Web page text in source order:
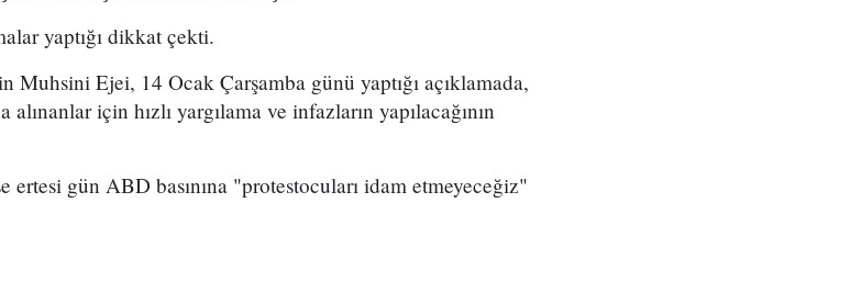
yaptığı dikkat çekti.
Muhsini Ejei, 14 Ocak Çarşamba günü yaptığı açıklamada,
için hızlı yargılama ve infazların yapılacağının
ertesi gün ABD basınına "protestocuları idam etmeyeceğiz"